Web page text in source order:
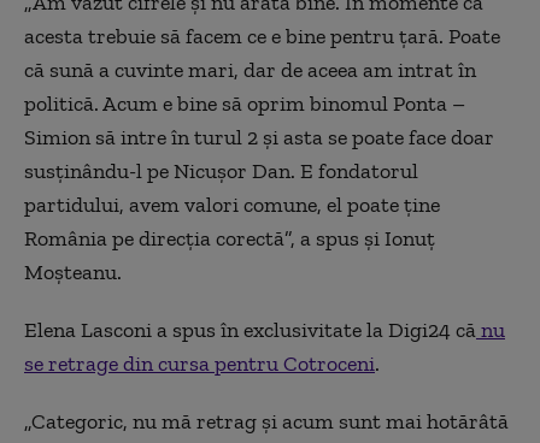
acesta trebuie să facem ce e bine pentru țară. Poate
că sună a cuvinte mari, dar de aceea am intrat în
politică. Acum e bine să oprim binomul Ponta –
Simion să intre în turul 2 și asta se poate face doar
susținându-l pe Nicușor Dan. E fondatorul
partidului, avem valori comune, el poate ține
România pe direcția corectă”, a spus și Ionuț
Moșteanu.
Elena Lasconi a spus în exclusivitate la Digi24 cănu
se retrage din cursa pentru Cotroceni.
„Categoric, nu mă retrag și acum sunt mai hotărâtă